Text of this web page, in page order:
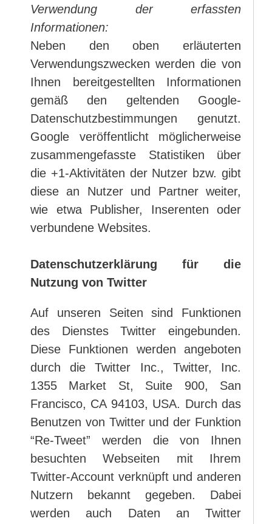
Verwendung der erfassten
Informationen:
Neben den oben erläuterten
Verwendungszwecken werden die von
Ihnen bereitgestellten Informationen
gemäß den geltenden Google-
Datenschutzbestimmungen genutzt.
Google veröffentlicht möglicherweise
zusammengefasste Statistiken über
die +1-Aktivitäten der Nutzer bzw. gibt
diese an Nutzer und Partner weiter,
wie etwa Publisher, Inserenten oder
verbundene Websites.
Datenschutzerklärung für die
Nutzung von Twitter
Auf unseren Seiten sind Funktionen
des Dienstes Twitter eingebunden.
Diese Funktionen werden angeboten
durch die Twitter Inc., Twitter, Inc.
1355 Market St, Suite 900, San
Francisco, CA 94103, USA. Durch das
Benutzen von Twitter und der Funktion
“Re-Tweet” werden die von Ihnen
besuchten Webseiten mit Ihrem
Twitter-Account verknüpft und anderen
Nutzern bekannt gegeben. Dabei
werden auch Daten an Twitter